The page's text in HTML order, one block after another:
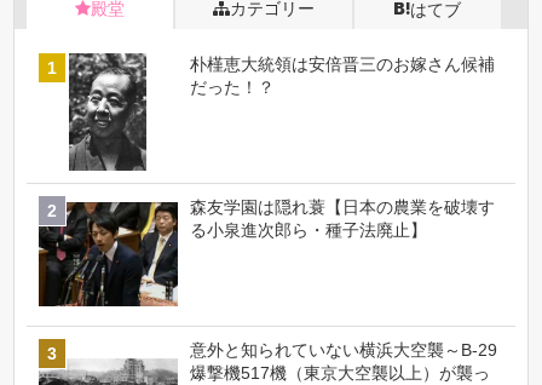
殿堂 カテゴリー はてブ
朴槿恵大統領は安倍晋三のお嫁さん候補
だった！？
森友学園は隠れ蓑【日本の農業を破壊す
る小泉進次郎ら・種子法廃止】
意外と知られていない横浜大空襲～B-29
爆撃機517機（東京大空襲以上）が襲っ